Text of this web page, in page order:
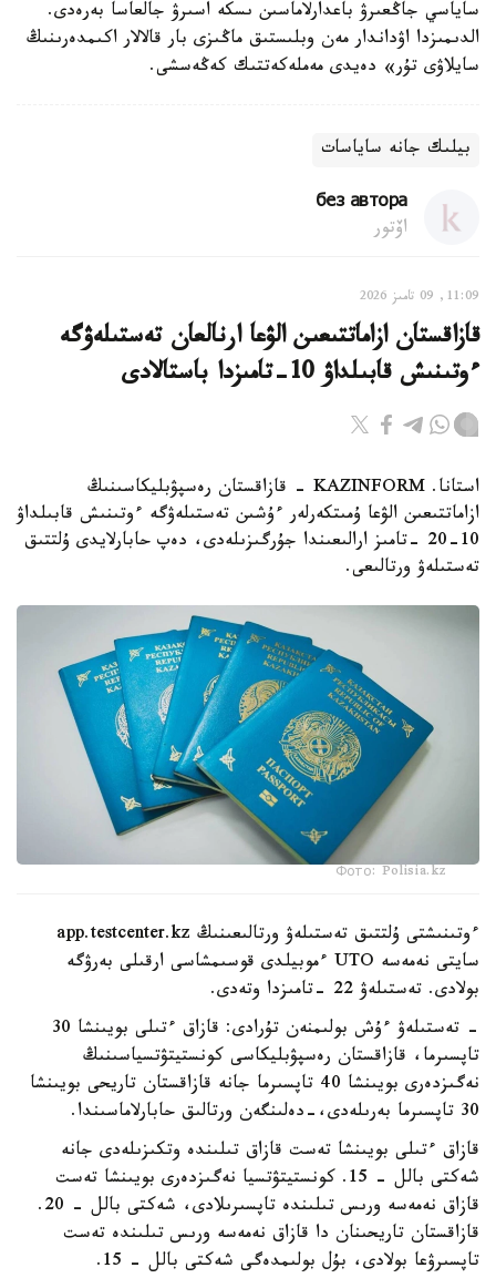
ساياسي جاڭعىرۋ باعدارلاماسىن ىسكە اسىرۋ جالعاسا بەرەدى.
الدىمىزدا اۋداندار مەن وبلىستىق ماڭىزى بار قالالار اكىمدەرىنىڭ
سايلاۋى تۇر» دەيدى مەملەكەتتىك كەڭەسشى.
بيلىك جانە ساياسات
без автора
اۆتور
11:09, 09 تامىز 2026
قازاقستان ازاماتتىعىن الۋعا ارنالعان تەستىلەۋگە
ءوتىنىش قابىلداۋ 10-تامىزدا باستالادى
استانا. KAZINFORM - قازاقستان رەسپۋبليكاسىنىڭ
ازاماتتىعىن الۋعا ۇمىتكەرلەر ءۇشىن تەستىلەۋگە ءوتىنىش قابىلداۋ
10-20 -تامىز ارالىعىندا جۇرگىزىلەدى، دەپ حابارلايدى ۇلتتىق
تەستىلەۋ ورتالىعى.
Фото: Polisia.kz
ءوتىنىشتى ۇلتتىق تەستىلەۋ ورتالىعىنىڭ app.testcenter.kz
سايتى نەمەسە UTO ءموبيلدى قوسىمشاسى ارقىلى بەرۋگە
بولادى. تەستىلەۋ 22 -تامىزدا وتەدى.
- تەستىلەۋ ءۇش بولىمنەن تۇرادى: قازاق ءتىلى بويىنشا 30
تاپسىرما، قازاقستان رەسپۋبليكاسى كونستيتۋتسياسىنىڭ
نەگىزدەرى بويىنشا 40 تاپسىرما جانە قازاقستان تاريحى بويىنشا
30 تاپسىرما بەرىلەدى،-دەلىنگەن ورتالىق حابارلاماسىندا.
قازاق ءتىلى بويىنشا تەست قازاق تىلىندە وتكىزىلەدى جانە
شەكتى بالل - 15. كونستيتۋتسيا نەگىزدەرى بويىنشا تەست
قازاق نەمەسە ورىس تىلىندە تاپسىرىلادى، شەكتى بالل - 20.
قازاقستان تاريحىنان دا قازاق نەمەسە ورىس تىلىندە تەست
تاپسىرۋعا بولادى، بۇل بولىمدەگى شەكتى بالل - 15.